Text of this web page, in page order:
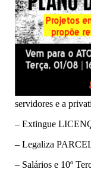
servidores e a
– Extingue
– Legaliza
– Salários e 10º